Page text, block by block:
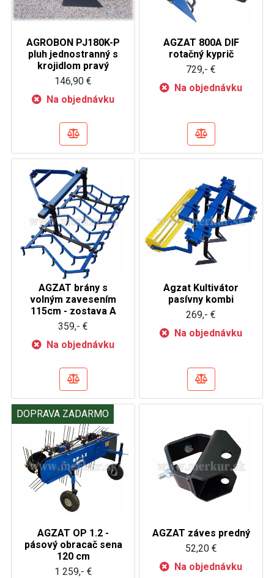
AGROBON PJ180K-P
pluh jednostranný s
krojidlom pravý
146,90 €
Na objednávku
AGZAT 800A DIF
rotačný kyprič
729,- €
Na objednávku
AGZAT brány s
volným zavesením
115cm - zostava A
359,- €
Na objednávku
Agzat Kultivátor
pasívny kombi
269,- €
Na objednávku
DOPRAVA ZADARMO
AGZAT OP 1.2 -
pásový obracač sena
120 cm
1 259,- €
AGZAT záves predný
52,20 €
Na objednávku